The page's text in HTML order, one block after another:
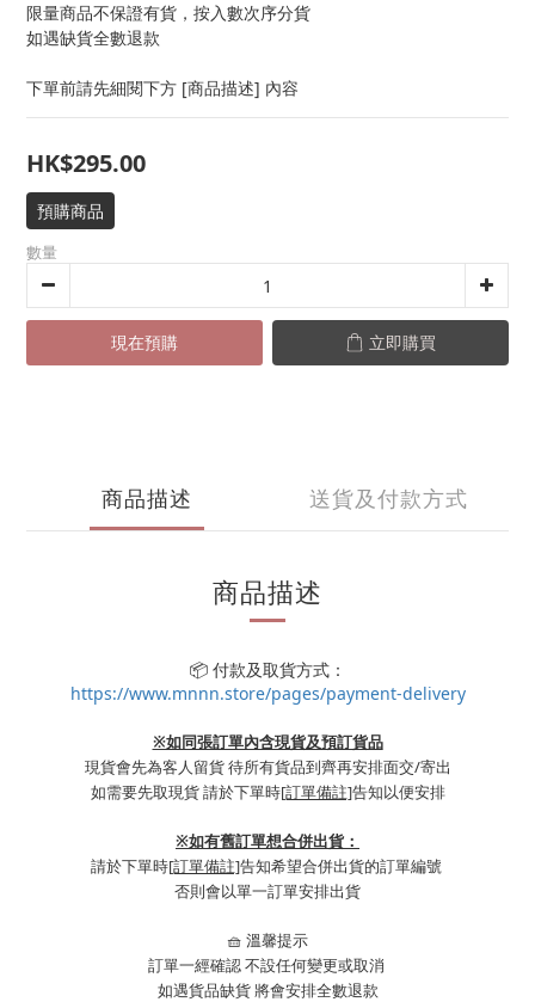
限量商品不保證有貨，按入數次序分貨
如遇缺貨全數退款
下單前請先細閱下方 [商品描述] 內容
HK$295.00
預購商品
數量
現在預購 立即購買
商品描述 送貨及付款方式
商品描述
📦 付款及取貨方式：
https://www.mnnn.store/pages/payment-delivery
※如同張訂單內含現貨及預訂貨品
現貨會先為客人留貨 待所有貨品到齊再安排面交/寄出
如需要先取現貨 請於下單時[訂單備註]告知以便安排
※如有舊訂單想合併出貨：
請於下單時[訂單備註]告知希望合併出貨的訂單編號
否則會以單一訂單安排出貨
🧺 溫馨提示
訂單一經確認 不設任何變更或取消
如遇貨品缺貨 將會安排全數退款